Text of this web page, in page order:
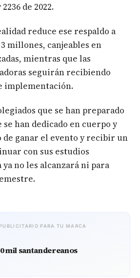
de 2022.
reduce ese respaldo a
millones, canjeables en
mientras que las
seguirán recibiendo
implementación.
que se han preparado
han dedicado en cuerpo y
de ganar el evento y recibir un
con sus estudios
no les alcanzará ni para
PARA TU MARCA
mil santandereanos